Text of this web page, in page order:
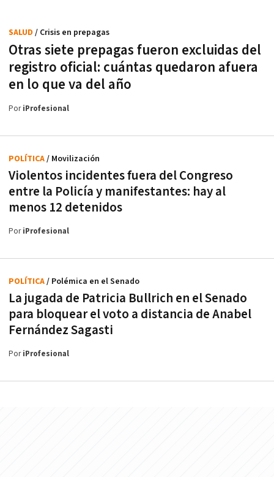
Otras siete prepagas fueron excluidas del
registro oficial: cuántas quedaron afuera
en lo que va del año
SALUD / Crisis en prepagas
PoriProfesional
Violentos incidentes fuera del Congreso
entre la Policía y manifestantes: hay al
menos 12 detenidos
POLÍTICA/ Movilización
PoriProfesional
La jugada de Patricia Bullrich en el Senado
para bloquear el voto a distancia de Anabel
Fernández Sagasti
POLÍTICA/ Polémica en el Senado
PoriProfesional